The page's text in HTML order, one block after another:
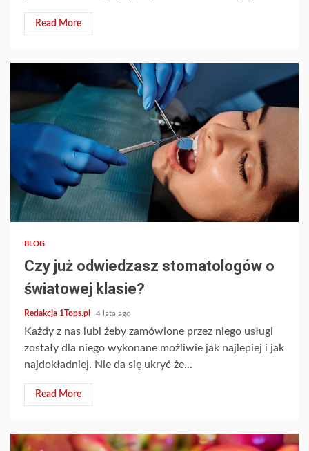
Read More
2 min read
BLOG
Czy już odwiedzasz stomatologów o
światowej klasie?
Redakcja 1Tops.pl 4 lata ago
Każdy z nas lubi żeby zamówione przez niego usługi
zostały dla niego wykonane możliwie jak najlepiej i jak
najdokładniej. Nie da się ukryć że...
Read More